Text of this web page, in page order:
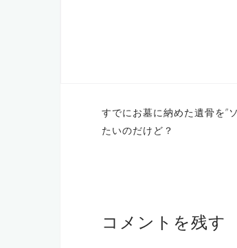
すでにお墓に納めた遺骨を”
たいのだけど？
コメントを残す